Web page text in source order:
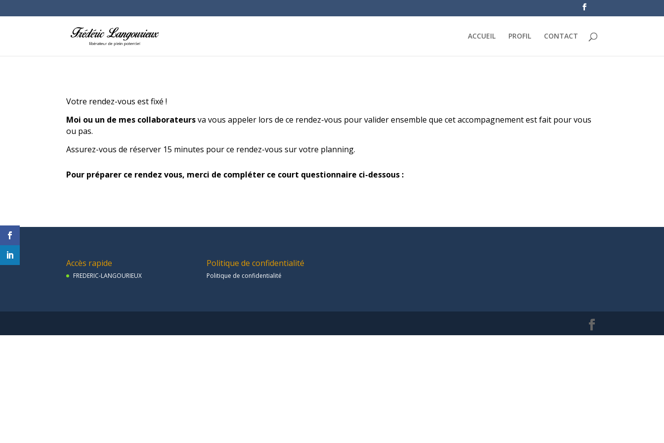
ACCUEIL PROFIL CONTACT
Votre rendez-vous est fixé !
Moi ou un de mes collaborateursva vous appeler lors de ce rendez-vous pour valider ensemble que cet accompagnement est fait pour vous
ou pas.
Assurez-vous de réserver 15 minutes pour ce rendez-vous sur votre planning.
Pour préparer ce rendez vous, merci de compléter ce court questionnaire ci-dessous :
Accès rapide
FREDERIC-LANGOURIEUX
Politique de confidentialité
Politique de confidentialité